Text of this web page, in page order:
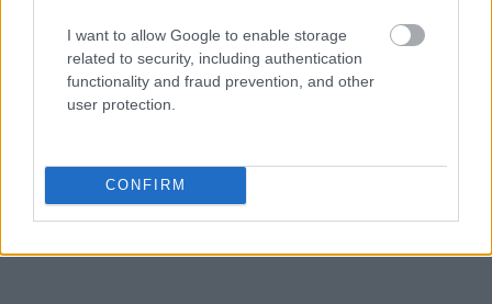
I want to allow Google to enable storage
related to security, including authentication
functionality and fraud prevention, and other
user protection.
CONFIRM
Τράπεζες: Στα 55,5 εκατ. ευρώ ο λογαριασμός
από τα δάνεια του ν. Κατσέλη
Νέο Χωροταξικό Τουρισμού: Οι νέες «κόκκινες
ξενοδοχεία, νησιά και επενδύσεις
Τα ανοιχτά μέτωπα για την ενίσχυση της
ελληνικής βιομηχανίας